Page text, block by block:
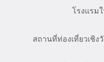
โรงแรม
สถานที่ท่องเที่ยวเชิ